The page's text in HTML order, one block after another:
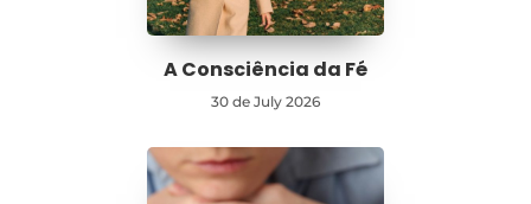
A Consciência da Fé
30 de July 2026